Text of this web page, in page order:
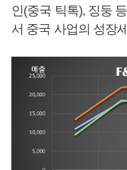
인(중국 틱톡), 징둥
서 중국 사업의 성장